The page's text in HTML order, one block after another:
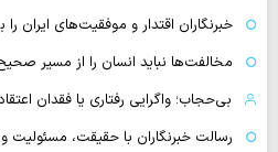
خبرنگاران اقتدار و موفقیت‌های ایران
مخالفت‌ها نباید انسان را از مسیر
بی‌حجاب؛ واگرایی رفتاری یا فقدان
رسالت خبرنگاران با حقیقت، مسئولیت